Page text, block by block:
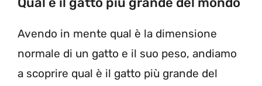
Avendo in mente qual è la dimensione
normale di un gatto e il suo peso, andiamo
a scoprire qual è il gatto più grande del